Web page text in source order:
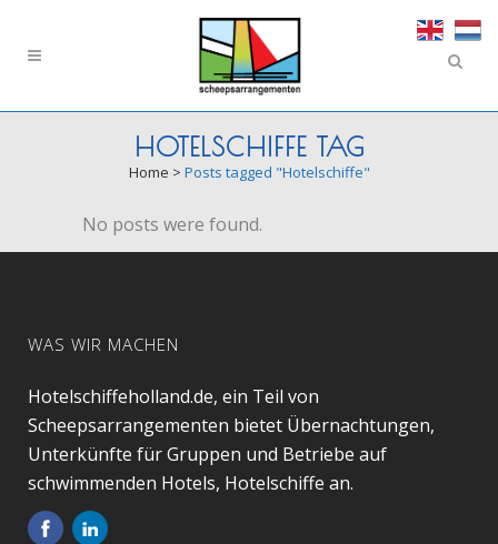
HOTELSCHIFFE TAG
Home > Posts tagged "Hotelschiffe"
No posts were found.
WAS WIR MACHEN
Hotelschiffeholland.de, ein Teil von
Scheepsarrangementen bietet Übernachtungen,
Unterkünfte für Gruppen und Betriebe auf
schwimmenden Hotels, Hotelschiffe an.